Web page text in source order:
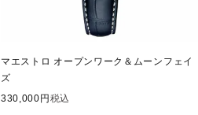
マエストロ オープンワーク＆ムーンフェイ
ズ
330,000
税込